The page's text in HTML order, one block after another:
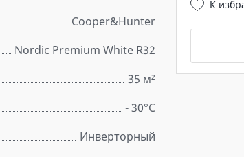
Cooper&Hunter
Nordic Premium White R32
35 м²
- 30°C
Инверторный
К